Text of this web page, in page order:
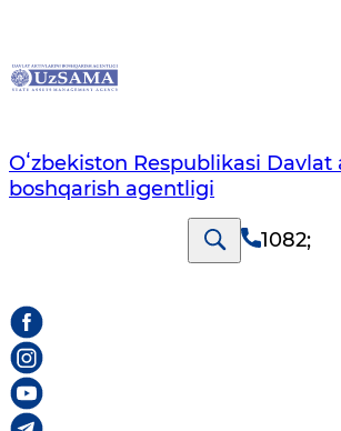
Oʻzbekiston Respublikasi
boshqarish agentligi
1082;